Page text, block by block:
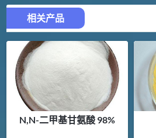
相关产品
N,N-二甲基甘氨酸 98%